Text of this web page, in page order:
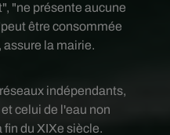
"ne présente aucune
être consommée
assure la mairie.
indépendants,
celui de l'eau non
fin du XIXe siècle.